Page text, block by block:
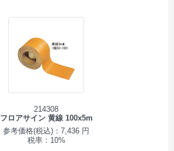
214308
フロアサイン 黄線 100x5m
参考価格(税込)：7,436 円
税率：10%